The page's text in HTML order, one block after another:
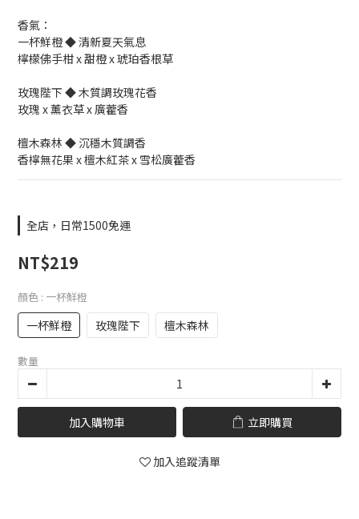
香氣：
一杯鮮橙 ◆ 清新夏天氣息
檸檬佛手柑 x 甜橙 x 琥珀香根草
玫瑰陛下 ◆ 木質調玫瑰花香
玫瑰 x 薰衣草 x 廣藿香
檀木森林 ◆ 沉穩木質調香
香檸無花果 x 檀木紅茶 x 雪松廣藿香
全店，日常1500免運
NT$219
顏色 : 一杯鮮橙
一杯鮮橙 玫瑰陛下 檀木森林
數量
加入購物車 立即購買
加入追蹤清單